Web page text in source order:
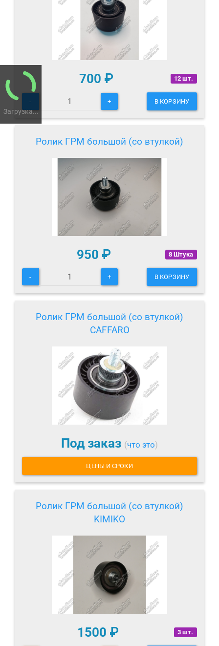
Загрузка...
12 шт.
700 ₽
- + В КОРЗИНУ
Ролик ГРМ большой (со втулкой)
8 Штука
950 ₽
- + В КОРЗИНУ
Ролик ГРМ большой (со втулкой)
CAFFARO
Под заказ (что это)
ЦЕНЫ И СРОКИ
Ролик ГРМ большой (со втулкой)
KIMIKO
3 шт.
1500 ₽